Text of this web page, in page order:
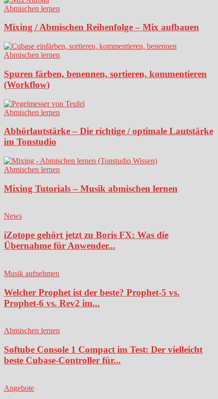
Abmischen lernen
Mixing / Abmischen Reihenfolge – Mix aufbauen
Abmischen lernen
Spuren färben, benennen, sortieren, kommentieren
(Workflow)
Abmischen lernen
Abhörlautstärke – Die richtige / optimale Lautstärke
im Tonstudio
Abmischen lernen
Mixing Tutorials – Musik abmischen lernen
News
iZotope gehört jetzt zu Boris FX: Was die
Übernahme für Anwender...
Musik aufnehmen
Welcher Prophet ist der beste? Prophet-5 vs.
Prophet-6 vs. Rev2 im...
Abmischen lernen
Softube Console 1 Compact im Test: Der vielleicht
beste Cubase-Controller für...
Angebote